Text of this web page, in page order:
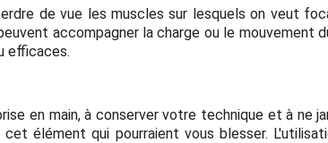
de vue les muscles sur lesquels on veut
accompagner la charge ou le mouvement
efficaces.
en main, à conserver votre technique et à ne
élément qui pourraient vous blesser.